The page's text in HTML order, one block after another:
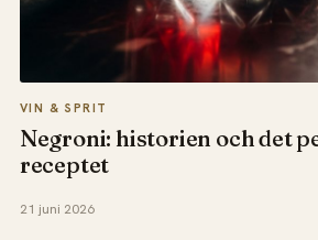
VIN & SPRIT
Negroni: historien och det
receptet
21 juni 2026